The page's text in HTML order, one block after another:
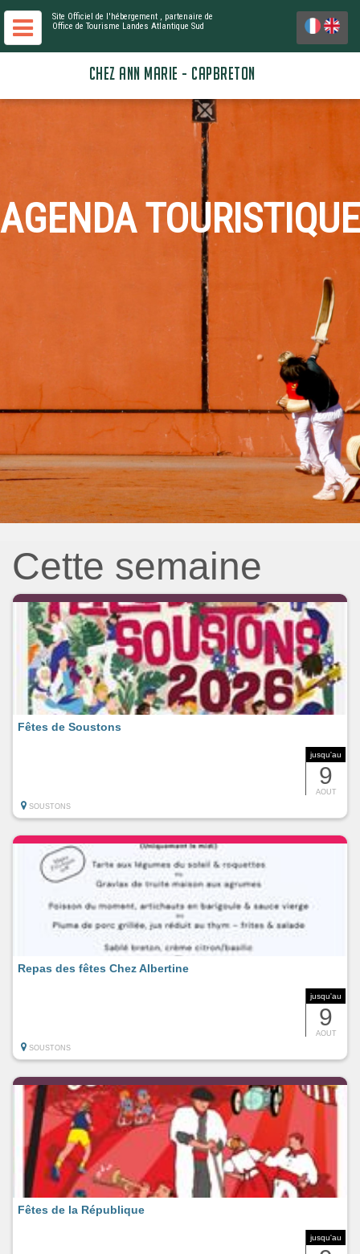
Site Officiel de l'hébergement , partenaire de
Office de Tourisme Landes Atlantique Sud
CHEZ ANN MARIE - CAPBRETON
AGENDA TOURISTIQUE
Cette semaine
jusqu'au
9
AOUT
Fêtes de Soustons
SOUSTONS
jusqu'au
9
AOUT
Repas des fêtes Chez Albertine
SOUSTONS
jusqu'au
Fêtes de la République